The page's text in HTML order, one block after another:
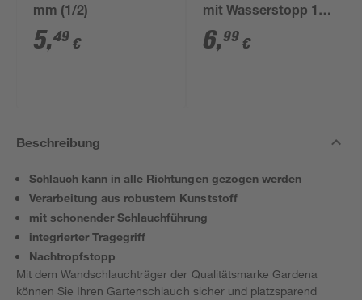
mm (1/2)
5,49 €
mit Wasserstopp 13
mm (1/2")
6,99 €
Beschreibung
Schlauch kann in alle Richtungen gezogen werden
Verarbeitung aus robustem Kunststoff
mit schonender Schlauchführung
integrierter Tragegriff
Nachtropfstopp
Mit dem Wandschlauchträger der Qualitätsmarke Gardena
können Sie Ihren Gartenschlauch sicher und platzsparend